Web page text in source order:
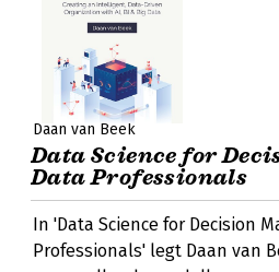
Daan van Beek
Data Science for
Data Professionals
In 'Data Science for Decision
Professionals' legt Daan van